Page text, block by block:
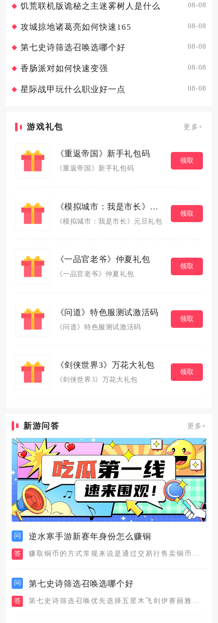
饥荒联机版诡秘之主迷雾树人是什么 08-08
攻城掠地诸葛亮如何快速165 08-08
第七史诗筛选召唤选哪个好 08-08
香肠派对如何快速变强 08-08
星际战甲玩什么职业好一点 08-08
游戏礼包 更多+
《重返帝国》新手礼包码
《重返帝国》新手礼包码
领取
《模拟城市：我是市长》元旦礼包
《模拟城市：我是市长》元旦礼包
领取
《一品官老爷》仲夏礼包
《一品官老爷》仲夏礼包
领取
《问道》特色服测试激活码
《问道》特色服测试激活码
领取
《剑侠世界3》万花大礼包
《剑侠世界3》万花大礼包
领取
新游问答 更多+
问 逆水寒手游新赛年身份怎么赚铜
答
问 第七史诗筛选召唤选哪个好
答